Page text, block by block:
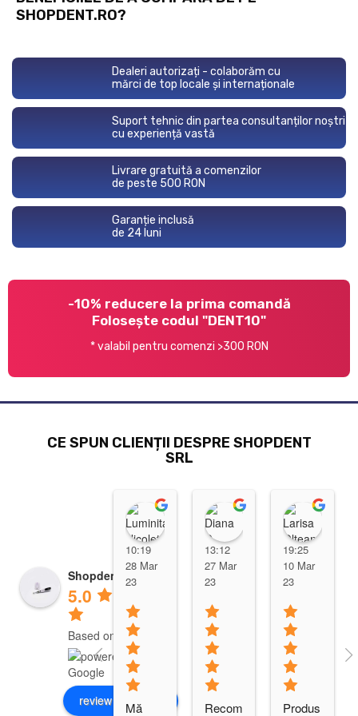
SHOPDENT.RO?
Dealeri autorizați - colaborăm cu
mărci de top locale și internaționale
Suport tehnic din partea consultanților noștri
cu experiență vastă
Livrare gratuită a comenzilor
de peste 500 RON
Garanție inclusă
de 24 luni
-10% reducere la prima comandă
Folosește codul "DENT10"
* valabil pentru comenzi >300 RON
CE SPUN CLIENȚII DESPRE SHOPDENT
SRL
Shopdent Brasov
5.0
Based on 10 reviews
review us on
Luminita Nicoleta
10:19
28 Mar
23
Mă
Diana D
13:12
27 Mar
23
Recom
19:25
10 Mar
23
Produs